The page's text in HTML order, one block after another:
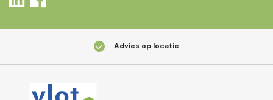
Advies op locatie